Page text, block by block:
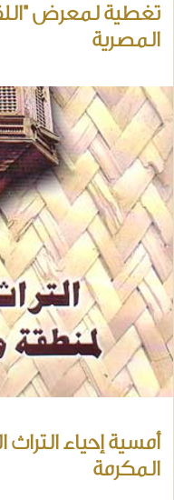
تغطية لمعرض
المصرية
أمسية إحياء
المكرمة